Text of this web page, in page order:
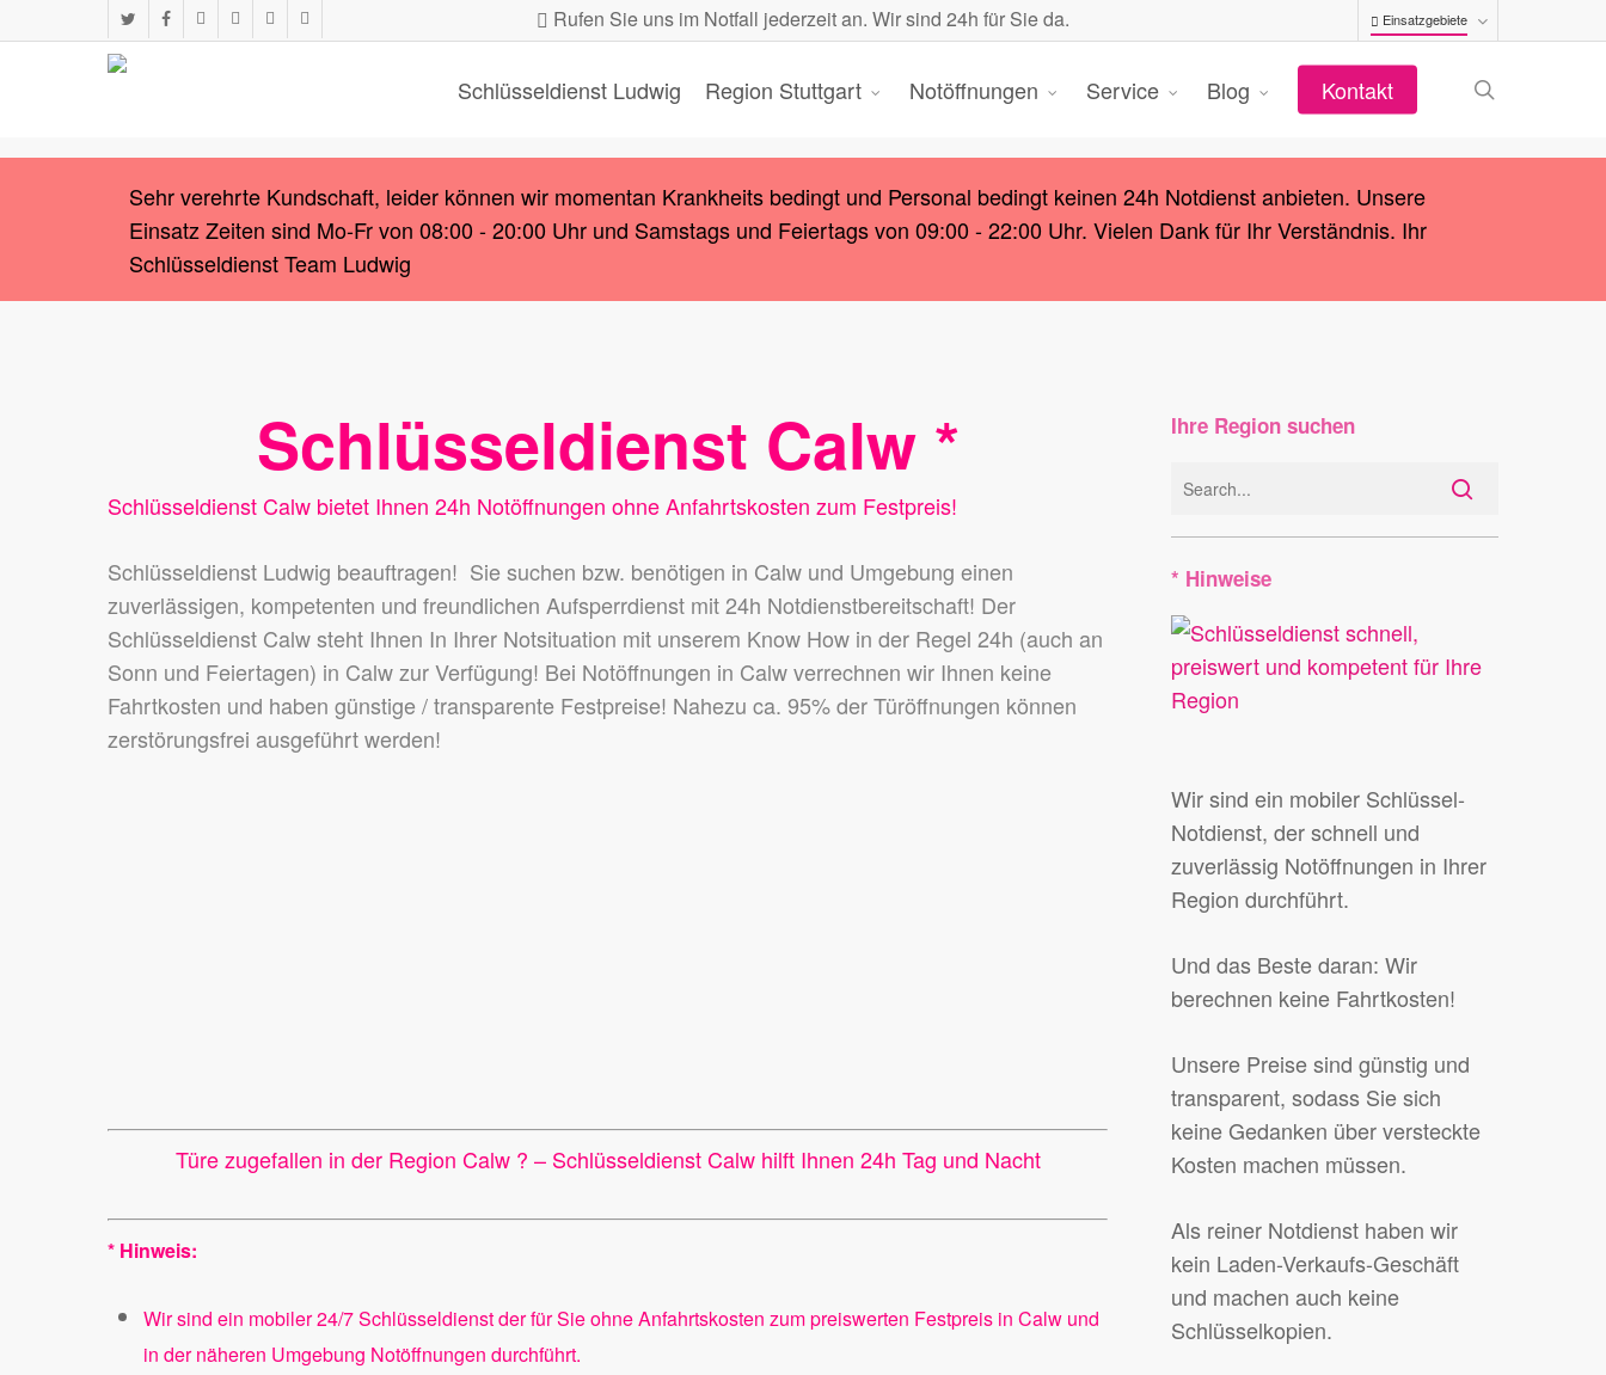
to
twitter facebookinstagramwhatsappphoneemail Rufen Sie uns im Notfall jederzeit an. Wir sind 24h für Sie da. Einsatzgebiete
Schlüsseldienst Ludwig Region Stuttgart Notöffnungen Service Blog Kontakt
Sehr verehrte Kundschaft, leider können wir momentan Krankheits bedingt und Personal bedingt keinen 24h Notdienst anbieten. Unsere
Einsatz Zeiten sind Mo-Fr von 08:00 - 20:00 Uhr und Samstags und Feiertags von 09:00 - 22:00 Uhr. Vielen Dank für Ihr Verständnis. Ihr
Schlüsseldienst Team Ludwig
Schlüsseldienst Calw *
Schlüsseldienst Calw bietet Ihnen 24h Notöffnungen ohne Anfahrtskosten zum Festpreis!
Schlüsseldienst Ludwig beauftragen! Sie suchen bzw. benötigen in Calw und Umgebung einen
zuverlässigen, kompetenten und freundlichen Aufsperrdienst mit 24h Notdienstbereitschaft! Der
Schlüsseldienst Calw steht Ihnen In Ihrer Notsituation mit unserem Know How in der Regel 24h (auch an
Sonn und Feiertagen) in Calw zur Verfügung! Bei Notöffnungen in Calw verrechnen wir Ihnen keine
Fahrtkosten und haben günstige / transparente Festpreise! Nahezu ca. 95% der Türöffnungen können
zerstörungsfrei ausgeführt werden!
Türe zugefallen in der Region Calw ? – Schlüsseldienst Calw hilft Ihnen 24h Tag und Nacht
* Hinweis:
Wir sind ein mobiler 24/7 Schlüsseldienst der für Sie ohne Anfahrtskosten zum preiswerten Festpreis in Calw und
in der näheren Umgebung Notöffnungen durchführt.
Ihre Region suchen
* Hinweise
Wir sind ein mobiler Schlüssel-
Notdienst, der schnell und
zuverlässig Notöffnungen in Ihrer
Region durchführt.
Und das Beste daran: Wir
berechnen keine Fahrtkosten!
Unsere Preise sind günstig und
transparent, sodass Sie sich
keine Gedanken über versteckte
Kosten machen müssen.
Als reiner Notdienst haben wir
kein Laden-Verkaufs-Geschäft
und machen auch keine
Schlüsselkopien.